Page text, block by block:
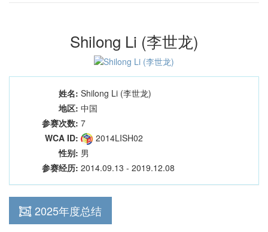
Shilong Li (李世龙)
姓名: Shilong Li (李世龙)
地区: 中国
参赛次数: 7
WCA ID:
2014LISH02
性别: 男
参赛经历: 2014.09.13 - 2019.12.08
2025年度总结